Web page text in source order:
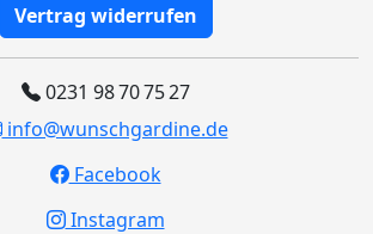
Vertrag widerrufen
0231 98 70 75 27
info@wunschgardine.de
Facebook
Instagram